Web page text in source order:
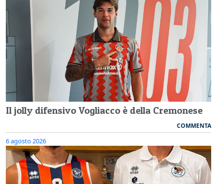
Il jolly difensivo Vogliacco è della Cremonese
COMMENTA
6 agosto 2026